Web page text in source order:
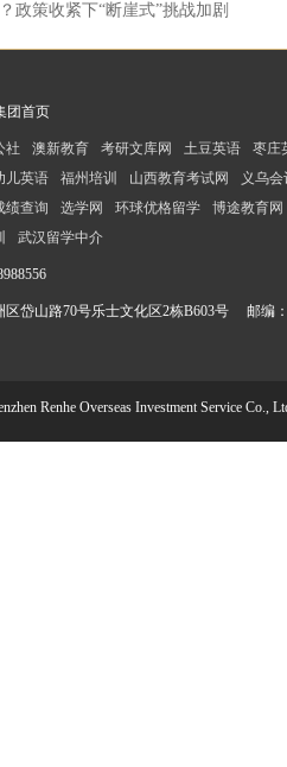
政策收紧下“断崖式”挑战加剧
团首页
社 澳新教育 考研文库网 土豆英语
枣庄
儿英语
福州培训 山西教育考试网
义乌
绩查询
选学网 环球优格留学
博途教育网
武汉留学中介
区岱山路70号乐士文化区2栋B603号 邮编
Renhe Overseas Investment Service Co.,